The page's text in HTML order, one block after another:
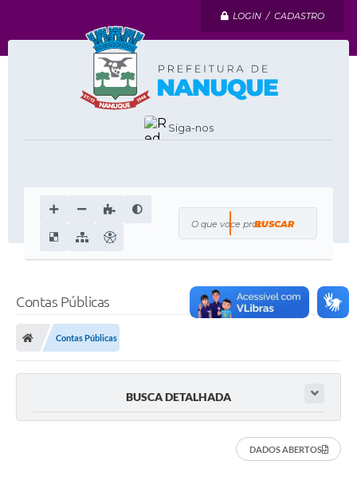
LOGIN / CADASTRO
Siga-nos
O que voce procura?
Contas Públicas
Contas Públicas
BUSCA DETALHADA
DADOS ABERTOS